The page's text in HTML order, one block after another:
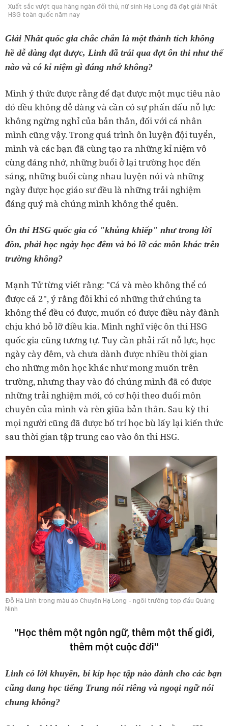
Xuất sắc vượt qua hàng ngàn đối thủ, nữ sinh Hạ Long đã đạt giải Nhất
HSG toàn quốc năm nay
Giải Nhất quốc gia chắc chắn là một thành tích không
hề dễ dàng đạt được, Linh đã trải qua đợt ôn thi như thế
nào và có kỉ niệm gì đáng nhớ không?
Mình ý thức được rằng để đạt được một mục tiêu nào
đó đều không dễ dàng và cần có sự phấn đấu nỗ lực
không ngừng nghỉ của bản thân, đối với cá nhân
mình cũng vậy. Trong quá trình ôn luyện đội tuyển,
mình và các bạn đã cùng tạo ra những kỉ niệm vô
cùng đáng nhớ, những buổi ở lại trường học đến
sáng, những buổi cùng nhau luyện nói và những
ngày được học giáo sư đều là những trải nghiệm
đáng quý mà chúng mình không thể quên.
Ôn thi HSG quốc gia có "khủng khiếp" như trong lời
đồn, phải học ngày học đêm và bỏ lỡ các môn khác trên
trường không?
Mạnh Tử từng viết rằng: "Cá và mèo không thể có
được cả 2", ý rằng đôi khi có những thứ chúng ta
không thể đều có được, muốn có được điều này đành
chịu khó bỏ lỡ điều kia. Mình nghĩ việc ôn thi HSG
quốc gia cũng tương tự. Tuy cần phải rất nỗ lực, học
ngày cày đêm, và chưa dành được nhiều thời gian
cho những môn học khác như mong muốn trên
trường, nhưng thay vào đó chúng mình đã có được
những trải nghiệm mới, có cơ hội theo đuổi môn
chuyên của mình và rèn giũa bản thân. Sau kỳ thi
mọi người cũng đã được bố trí học bù lấy lại kiến thức
sau thời gian tập trung cao vào ôn thi HSG.
Đỗ Hà Linh trong màu áo Chuyên Hạ Long - ngôi trường top đầu Quảng
Ninh
"Học thêm một ngôn ngữ, thêm một thế giới,
thêm một cuộc đời"
Linh có lời khuyên, bí kíp học tập nào dành cho các bạn
cũng đang học tiếng Trung nói riêng và ngoại ngữ nói
chung không?